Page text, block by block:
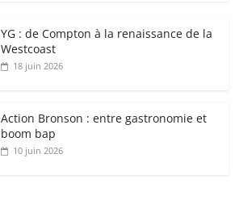
YG : de Compton à la renaissance de la
Westcoast
18 juin 2026
Action Bronson : entre gastronomie et
boom bap
10 juin 2026